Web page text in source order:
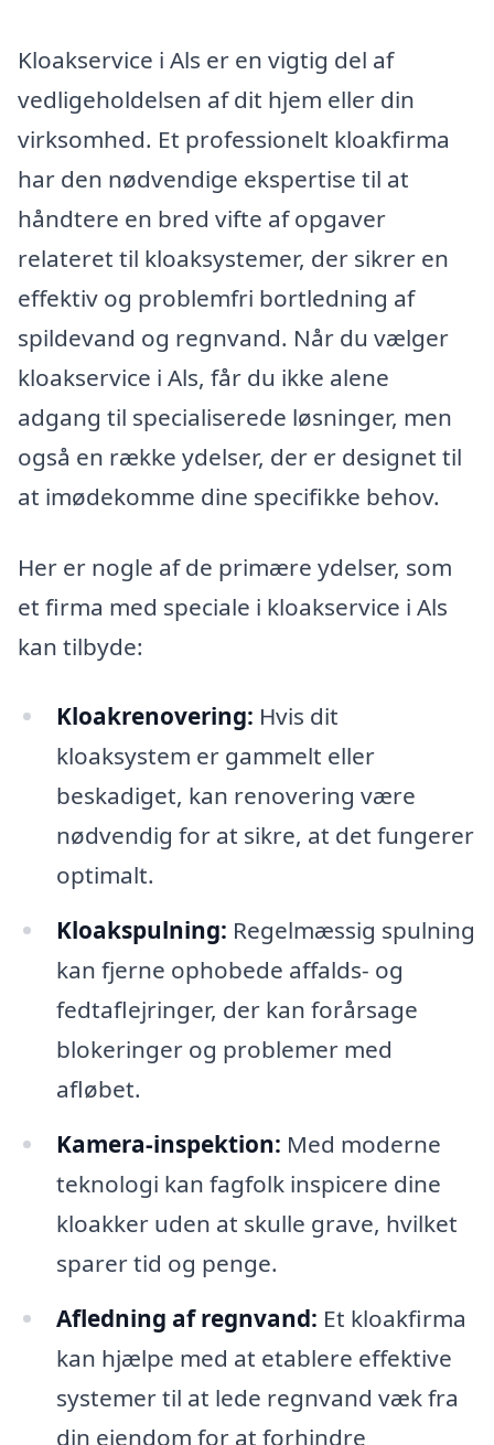
Kloakservice i Als er en vigtig del af
vedligeholdelsen af dit hjem eller din
virksomhed. Et professionelt kloakfirma
har den nødvendige ekspertise til at
håndtere en bred vifte af opgaver
relateret til kloaksystemer, der sikrer en
effektiv og problemfri bortledning af
spildevand og regnvand. Når du vælger
kloakservice i Als, får du ikke alene
adgang til specialiserede løsninger, men
også en række ydelser, der er designet til
at imødekomme dine specifikke behov.
Her er nogle af de primære ydelser, som
et firma med speciale i kloakservice i Als
kan tilbyde:
Kloakrenovering: Hvis dit
kloaksystem er gammelt eller
beskadiget, kan renovering være
nødvendig for at sikre, at det fungerer
optimalt.
Kloakspulning: Regelmæssig spulning
kan fjerne ophobede affalds- og
fedtaflejringer, der kan forårsage
blokeringer og problemer med
afløbet.
Kamera-inspektion: Med moderne
teknologi kan fagfolk inspicere dine
kloakker uden at skulle grave, hvilket
sparer tid og penge.
Afledning af regnvand: Et kloakfirma
kan hjælpe med at etablere effektive
systemer til at lede regnvand væk fra
din ejendom for at forhindre